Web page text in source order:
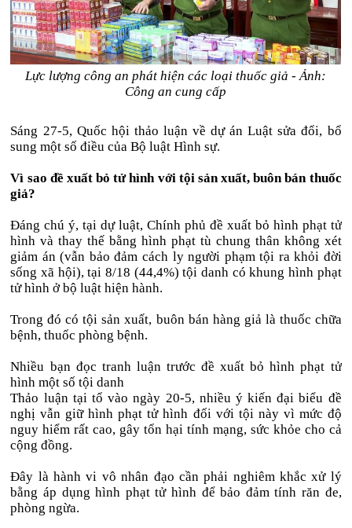
Lực lượng công an phát hiện các loại thuốc giả - Ảnh:
Công an cung cấp
Sáng 27-5, Quốc hội thảo luận về dự án Luật sửa đổi, bổ
sung một số điều của Bộ luật Hình sự.
Vì sao đề xuất bỏ tử hình với tội sản xuất, buôn bán thuốc
giả?
Đáng chú ý, tại dự luật, Chính phủ đề xuất bỏ hình phạt tử
hình và thay thế bằng hình phạt tù chung thân không xét
giảm án (vẫn bảo đảm cách ly người phạm tội ra khỏi đời
sống xã hội), tại 8/18 (44,4%) tội danh có khung hình phạt
tử hình ở bộ luật hiện hành.
Trong đó có tội sản xuất, buôn bán hàng giả là thuốc chữa
bệnh, thuốc phòng bệnh.
Nhiều bạn đọc tranh luận trước đề xuất bỏ hình phạt tử
hình một số tội danh
Thảo luận tại tổ vào ngày 20-5, nhiều ý kiến đại biểu đề
nghị vẫn giữ hình phạt tử hình đối với tội này vì mức độ
nguy hiểm rất cao, gây tổn hại tính mạng, sức khỏe cho cả
cộng đồng.
Đây là hành vi vô nhân đạo cần phải nghiêm khắc xử lý
bằng áp dụng hình phạt tử hình để bảo đảm tính răn đe,
phòng ngừa.